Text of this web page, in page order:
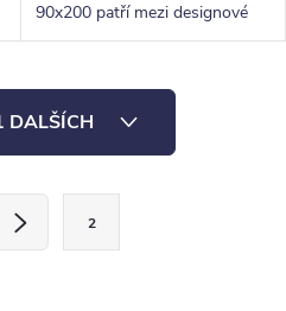
90x200 patří mezi designové
postele z nábytkové řady
zaobleným čelem u hlavy a
celkově pevnou...
DALŠÍCH
2